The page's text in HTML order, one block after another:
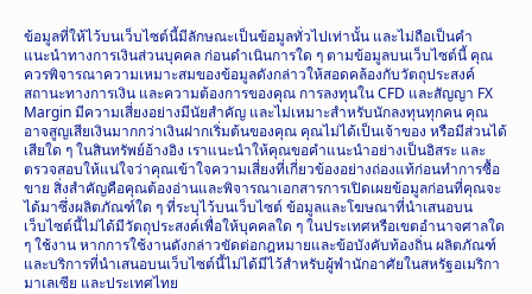
ข้อมูลที่ให้ไว้บนเว็บไซต์นี้มีลักษณะเป็นข้อมูลทั่วไปเท่านั้น และไม่ถือเป็นคำ
แนะนำทางการเงินส่วนบุคคล ก่อนดำเนินการใด ๆ ตามข้อมูลบนเว็บไซต์นี้ คุณ
ควรพิจารณาความเหมาะสมของข้อมูลดังกล่าวให้สอดคล้องกับวัตถุประสงค์
สถานะทางการเงิน และความต้องการของคุณ การลงทุนใน CFD และสัญญา FX
Margin มีความเสี่ยงอย่างมีนัยสำคัญ และไม่เหมาะสำหรับนักลงทุนทุกคน คุณ
อาจสูญเสียเงินมากกว่าเงินฝากเริ่มต้นของคุณ คุณไม่ได้เป็นเจ้าของ หรือมีส่วนได้
เสียใด ๆ ในสินทรัพย์อ้างอิง เราแนะนำให้คุณขอคำแนะนำอย่างเป็นอิสระ และ
ตรวจสอบให้แน่ใจว่าคุณเข้าใจความเสี่ยงที่เกี่ยวข้องอย่างถ่องแท้ก่อนทำการซื้อ
ขาย สิ่งสำคัญคือคุณต้องอ่านและพิจารณาเอกสารการเปิดเผยข้อมูลก่อนที่คุณจะ
ได้มาซึ่งผลิตภัณฑ์ใด ๆ ที่ระบุไว้บนเว็บไซต์ ข้อมูลและโฆษณาที่นำเสนอบน
เว็บไซต์นี้ไม่ได้มีวัตถุประสงค์เพื่อให้บุคคลใด ๆ ในประเทศหรือเขตอำนาจศาลใด
ๆ ใช้งาน หากการใช้งานดังกล่าวขัดต่อกฎหมายและข้อบังคับท้องถิ่น ผลิตภัณฑ์
และบริการที่นำเสนอบนเว็บไซต์นี้ไม่ได้มีไว้สำหรับผู้พำนักอาศัยในสหรัฐอเมริกา
มาเลเซีย และประเทศไทย